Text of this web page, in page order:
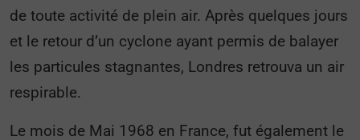
de toute activité de plein air. Après quelques jours
et le retour d’un cyclone ayant permis de balayer
les particules stagnantes, Londres retrouva un air
respirable.
Le mois de Mai 1968 en France, fut également le